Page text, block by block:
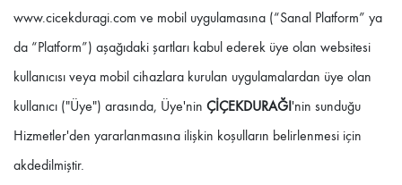
www.cicekduragi.com ve mobil uygulamasına (“Sanal Platform” ya
da “Platform”) aşağıdaki şartları kabul ederek üye olan websitesi
kullanıcısı veya mobil cihazlara kurulan uygulamalardan üye olan
kullanıcı ("Üye") arasında, Üye'nin ÇİÇEKDURAĞI'nin sunduğu
Hizmetler'den yararlanmasına ilişkin koşulların belirlenmesi için
akdedilmiştir.